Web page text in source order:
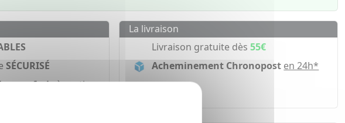
SÉCURISÉ
sans fraisà partir
La livraison
Livraison gratuite dès55€
Acheminement Chronopost en 24h*